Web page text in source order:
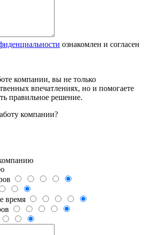
ознакомлен и согласен
компании, вы не только
впечатлениях, но и помогаете
правильное решение.
компании?
время